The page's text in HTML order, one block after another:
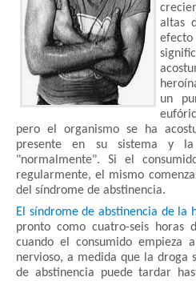
altas
un
pero el organismo se ha
presente en su sistema y la
"normalmente". Si el
regularmente, el mismo
del síndrome de abstinencia.
El síndrome de abstinencia de la
pronto como cuatro-seis horas
cuando el consumido empieza
nervioso, a medida que la droga
de abstinencia puede tardar